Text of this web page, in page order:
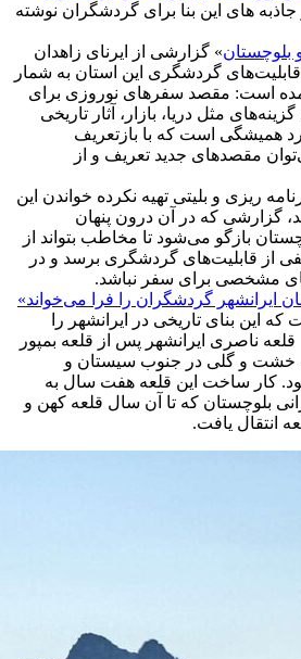
جاذبه های این بنا برای گردشگران نوشته
» گزارشی از ایرنای زاهدان
گردشگری این استان به شمار
است: مقصد سفرهای نوروزی برای
مثل دریا، بازار، آثار تاریخی
همیشگی است که با بازتعریف
مقصدهای جدید تعریف و از
ریزی و بلیتی تهیه نکرده خواندن این
گزارشی که در آن درون پنهان
بازگو می‌شود تا مخاطب بتواند از
از قابلیت‌های گردشگری برسد و در
مشخصی برای سفر نباشد.
ایرانشهر گردشگران را فرا می‌خواند»
این بنای تاریخی در ایرانشهر را
ناصری ایرانشهر پس از قلعه بمپور
خشت و گلی در جنوب سیستان و
کار ساخت این قلعه هفت سال به
بلوچستان که تا آن سال قلعه کهن و
انتقال یافت.